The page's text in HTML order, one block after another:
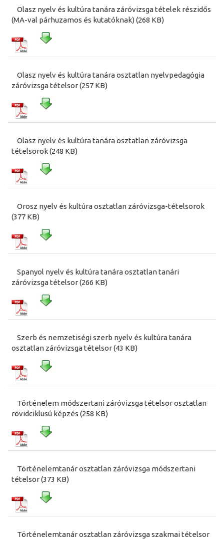
Olasz nyelv és kultúra tanára záróvizsga tételek részidős
(MA-val párhuzamos és kutatóknak) (268 KB)
Olasz nyelv és kultúra tanára osztatlan nyelvpedagógia
záróvizsga tételsor (257 KB)
Olasz nyelv és kultúra tanára osztatlan záróvizsga
tételsorok (248 KB)
Orosz nyelv és kultúra osztatlan záróvizsga-tételsorok
(377 KB)
Spanyol nyelv és kultúra tanára osztatlan tanári
záróvizsga tételsor (266 KB)
Szerb és nemzetiségi szerb nyelv és kultúra tanára
osztatlan záróvizsga tételsor (43 KB)
Történelem módszertani záróvizsga tételsor osztatlan
rövidciklusú képzés (258 KB)
Történelemtanár osztatlan záróvizsga módszertani
tételsor (373 KB)
Történelemtanár osztatlan záróvizsga szakmai tételsor